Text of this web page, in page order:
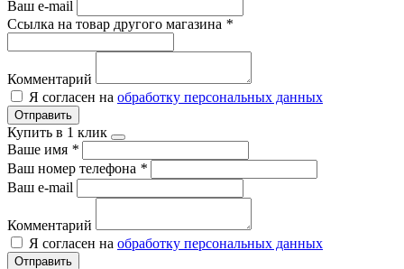
Ваш e-mail
Ссылка на товар другого магазина *
Комментарий
Я согласен на обработку персональных данных
Отправить
Купить в 1 клик
Ваше имя *
Ваш номер телефона *
Ваш e-mail
Комментарий
Я согласен на обработку персональных данных
Отправить